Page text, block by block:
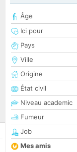
Âge
Ici pour
Pays
Ville
Origine
État civil
Niveau academic
Fumeur
Job
Mes amis